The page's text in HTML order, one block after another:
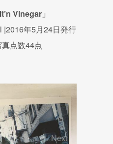
Vinegar」
|2016年5月24日発行
点数44点
Next